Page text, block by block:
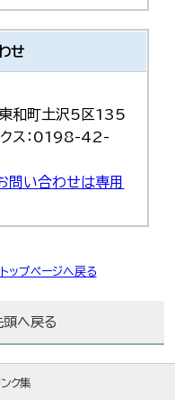
せ
和町土沢5区135
ス：0198-42-
問い合わせは専用
トップページへ戻る
頭へ戻る
ンク集